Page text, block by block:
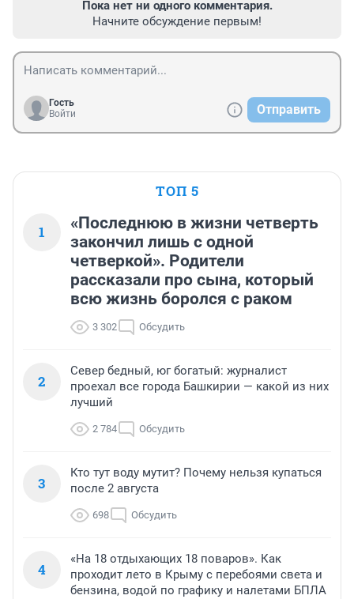
Пока нет ни одного комментария.
Начните обсуждение первым!
Гость
Войти
Отправить
ТОП 5
1
«Последнюю в жизни четверть
закончил лишь с одной
четверкой». Родители
рассказали про сына, который
всю жизнь боролся с раком
3 302 Обсудить
2
Север бедный, юг богатый: журналист
проехал все города Башкирии — какой из них
лучший
2 784 Обсудить
3
Кто тут воду мутит? Почему нельзя купаться
после 2 августа
698 Обсудить
4
«На 18 отдыхающих 18 поваров». Как
проходит лето в Крыму с перебоями света и
бензина, водой по графику и налетами БПЛА